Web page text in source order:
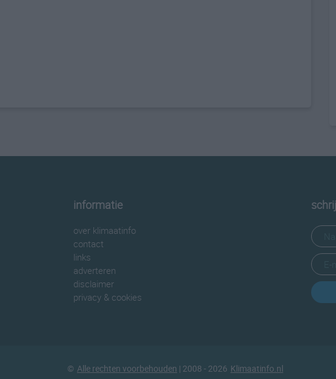
informatie
over klimaatinfo
contact
links
adverteren
disclaimer
privacy & cookies
© Alle rechten voorbehouden | 2008 - 2026 Klimaatinfo.nl